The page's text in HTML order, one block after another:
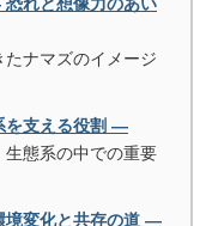
ナマズのイメージ
を支える役割 ―
態系の中での重要
変化と共存の道 ―